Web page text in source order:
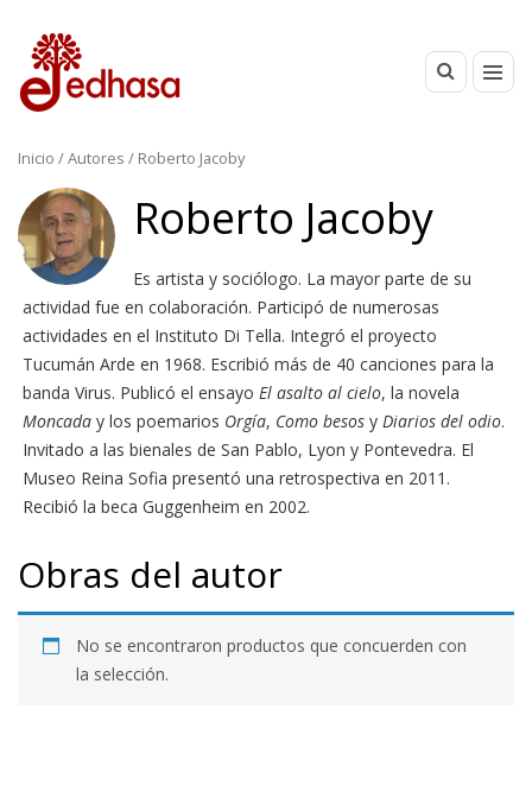
Inicio / Autores / Roberto Jacoby
Roberto Jacoby
Es artista y sociólogo. La mayor parte de su
actividad fue en colaboración. Participó de numerosas
actividades en el Instituto Di Tella. Integró el proyecto
Tucumán Arde en 1968. Escribió más de 40 canciones para la
banda Virus. Publicó el ensayo El asalto al cielo, la novela
Moncada y los poemarios Orgía, Como besos y Diarios del odio.
Invitado a las bienales de San Pablo, Lyon y Pontevedra. El
Museo Reina Sofia presentó una retrospectiva en 2011.
Recibió la beca Guggenheim en 2002.
Obras del autor
No se encontraron productos que concuerden con
la selección.